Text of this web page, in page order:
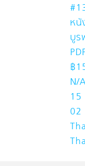
หนั
บูร
฿
N/A
02